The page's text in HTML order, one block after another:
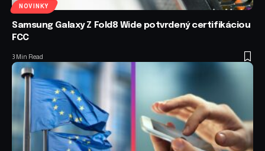
NOVINKY
Samsung Galaxy Z Fold8 Wide potvrdený certifikáciou
FCC
3 Min Read